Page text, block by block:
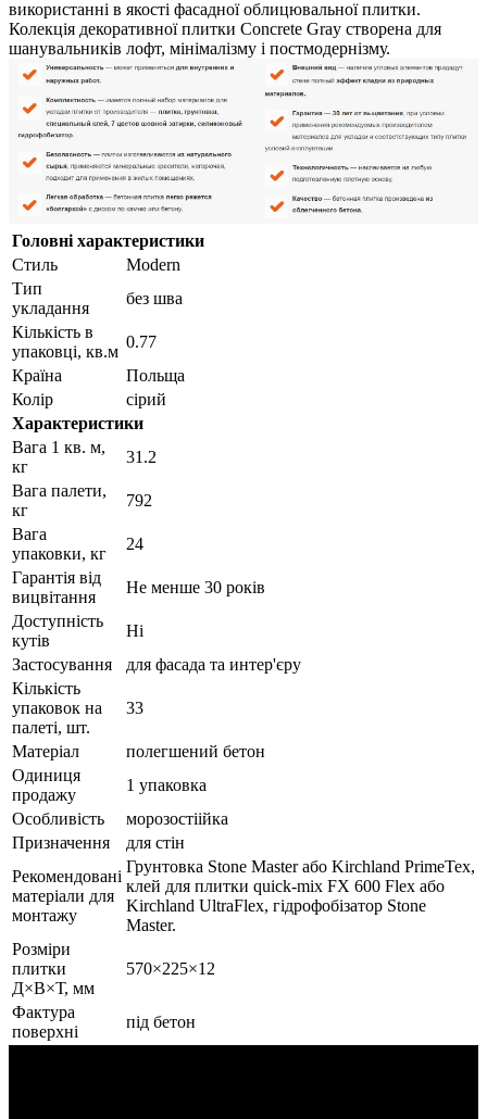
використанні в якості фасадної облицювальної плитки.
Колекція декоративної плитки Concrete Gray створена для
шанувальників лофт, мінімалізму і постмодернізму.
Головні характеристики
Стиль
Modern
Тип
укладання
без шва
Кількість в
упаковці, кв.м
0.77
Країна
Польща
Колір
сірий
Характеристики
Вага 1 кв. м,
кг
31.2
Вага палети,
кг
792
Вага
упаковки, кг
24
Гарантія від
вицвітання
Не менше 30 років
Доступність
кутів
Ні
Застосування
для фасада та интер'єру
Кількість
упаковок на
палеті, шт.
33
Матеріал
полегшений бетон
Одиниця
продажу
1 упаковка
Особливість
морозостіійка
Призначення
для стін
Рекомендовані
матеріали для
монтажу
Грунтовка Stone Master або Kirchland PrimeTex,
клей для плитки quick-mix FX 600 Flex або
Kirchland UltraFlex, гідрофобізатор Stone
Master.
Розміри
плитки
Д×В×Т, мм
570×225×12
Фактура
поверхні
під бетон